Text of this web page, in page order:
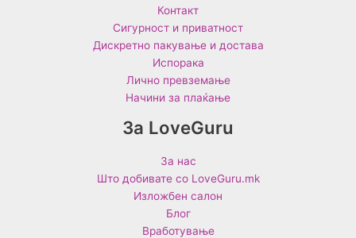
Контакт
Сигурност и приватност
Дискретно пакување и достава
Испорака
Лично превземање
Начини за плаќање
За LoveGuru
За нас
Што добивате со LoveGuru.mk
Изложбен салон
Блог
Вработување